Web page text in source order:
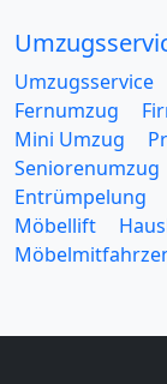
Umzugsservice
Fernumzug
Mini Umzug
Seniorenumzug
Entrümpelung
Möbellift